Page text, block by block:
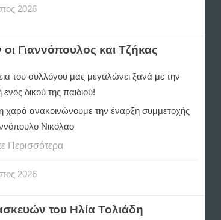
2026
Γιαννόπουλος και Τζήκας
του συλλόγου μας μεγαλώνει ξανά με την
δικού της παιδιού!
χαρά ανακοινώνουμε την έναρξη συμμετοχής
Νικόλαο
Περισσότερα
2026
του Ηλία Τολιάδη